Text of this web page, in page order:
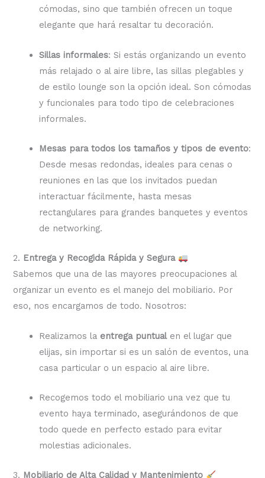
cómodas, sino que también ofrecen un toque
elegante que hará resaltar tu decoración.
Sillas informales: Si estás organizando un evento
más relajado o al aire libre, las sillas plegables y
de estilo lounge son la opción ideal. Son cómodas
y funcionales para todo tipo de celebraciones
informales.
Mesas para todos los tamaños y tipos de evento:
Desde mesas redondas, ideales para cenas o
reuniones en las que los invitados puedan
interactuar fácilmente, hasta mesas
rectangulares para grandes banquetes y eventos
de networking.
2. Entrega y Recogida Rápida y Segura
Sabemos que una de las mayores preocupaciones al
organizar un evento es el manejo del mobiliario. Por
eso, nos encargamos de todo. Nosotros:
Realizamos la entrega puntualen el lugar que
elijas, sin importar si es un salón de eventos, una
casa particular o un espacio al aire libre.
Recogemos todo el mobiliario una vez que tu
evento haya terminado, asegurándonos de que
todo quede en perfecto estado para evitar
molestias adicionales.
3. Mobiliario de Alta Calidad y Mantenimiento